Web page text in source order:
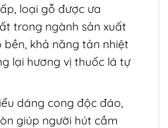
loại gỗ được ưa
trong ngành sản xuất
bền, khả năng tản nhiệt
lại hương vị thuốc lá tự
dáng cong độc đáo,
giúp người hút cầm